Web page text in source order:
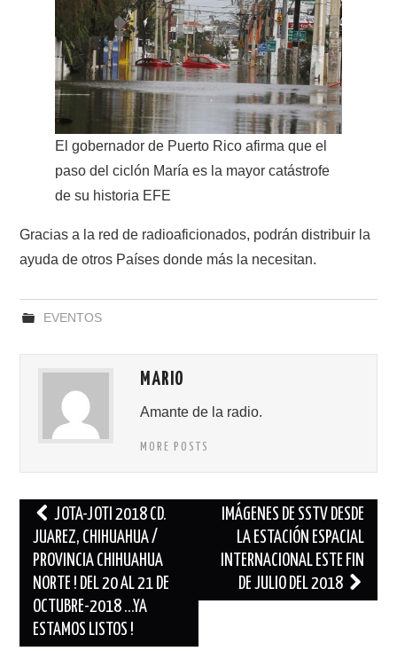
El gobernador de Puerto Rico afirma que el
paso del ciclón María es la mayor catástrofe
de su historia EFE
Gracias a la red de radioaficionados, podrán distribuir la
ayuda de otros Países donde más la necesitan.
EVENTOS
MARIO
Amante de la radio.
MORE POSTS
Navegación
de
entradas
JOTA-JOTI 2018 CD.
JUAREZ, CHIHUAHUA /
PROVINCIA CHIHUAHUA
NORTE ! DEL 20 AL 21 DE
OCTUBRE-2018 …YA
ESTAMOS LISTOS !
IMÁGENES DE SSTV DESDE
LA ESTACIÓN ESPACIAL
INTERNACIONAL ESTE FIN
DE JULIO DEL 2018